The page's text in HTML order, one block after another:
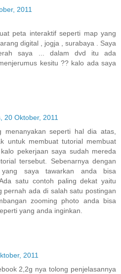
2011
peta interaktif seperti map yang
digital , jogja , surabaya . Saya
saya ... dalam dvd itu ada
kesitu ?? kalo ada saya
20 Oktober, 2011
menanyakan seperti hal dia atas,
untuk membuat tutorial membuat
pekerjaan saya sudah mereda
tersebut. Sebenarnya dengan
yang saya tawarkan anda bisa
satu contoh paling dekat yaitu
pernah ada di salah satu postingan
zooming photo anda bisa
yang anda inginkan.
2011
2,2g nya tolong penjelasannya